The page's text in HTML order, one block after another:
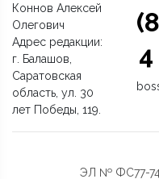
Коннов Алексей
Олегович
Адрес редакции:
г. Балашов,
Саратовская
область, ул. 30
лет Победы, 119.
4
ЭЛ № ФС77-